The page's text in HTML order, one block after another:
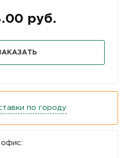
руб.
по городу